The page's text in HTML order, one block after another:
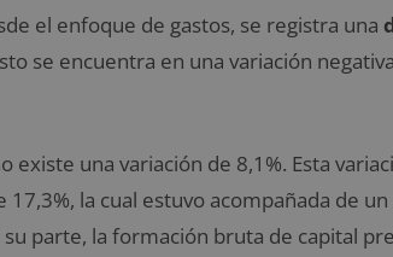
el enfoque de gastos, se registra una
se encuentra en una variación
existe una variación de 8,1%. Esta
la cual estuvo acompañada de un
su parte, la formación bruta de capital